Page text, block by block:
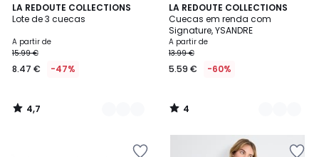
LA REDOUTE COLLECTIONS
Lote de 3 cuecas
A partir de
15.99 €
8.47 € -47%
4,7
/ 5
2
Cores
4,7
/
LA REDOUTE COLLECTIONS
Cuecas em renda com
Signature, YSANDRE
A partir de
13.99 €
5.59 € -60%
4
/
5
3
Cores
4
/